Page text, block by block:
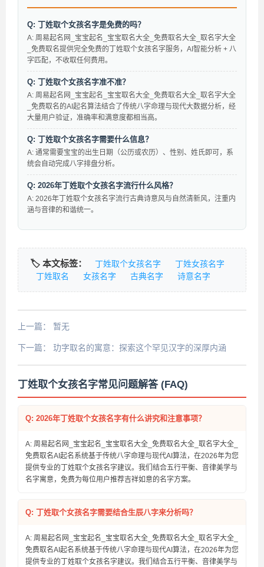
Q: 丁姓取个女孩名字是免费的吗？
A: 周易起名网_宝宝起名_宝宝取名大全_免费取名大全_取名字大全
_免费取名提供完全免费的丁姓取个女孩名字服务，AI智能分析 + 八
字匹配，不收取任何费用。
Q: 丁姓取个女孩名字准不准？
A: 周易起名网_宝宝起名_宝宝取名大全_免费取名大全_取名字大全
_免费取名的AI起名算法结合了传统八字命理与现代大数据分析，经
大量用户验证，准确率和满意度都相当高。
Q: 丁姓取个女孩名字需要什么信息？
A: 通常需要宝宝的出生日期（公历或农历）、性别、姓氏即可，系
统会自动完成八字排盘分析。
Q: 2026年丁姓取个女孩名字流行什么风格？
A: 2026年丁姓取个女孩名字流行古典诗意风与自然清新风，注重内
涵与音律的和谐统一。
🏷️ 本文标签： 丁姓取个女孩名字
丁姓女孩名字
丁姓取名
女孩名字 古典名字 诗意名字
上一篇： 暂无
下一篇： 玏字取名的寓意：探索这个罕见汉字的深厚内涵
丁姓取个女孩名字常见问题解答 (FAQ)
Q: 2026年丁姓取个女孩名字有什么讲究和注意事项？
A: 周易起名网_宝宝起名_宝宝取名大全_免费取名大全_取名字大全_
免费取名AI起名系统基于传统八字命理与现代AI算法，在2026年为您
提供专业的丁姓取个女孩名字建议。我们结合五行平衡、音律美学与
名字寓意，免费为每位用户推荐吉祥如意的名字方案。
Q: 丁姓取个女孩名字需要结合生辰八字来分析吗？
A: 周易起名网_宝宝起名_宝宝取名大全_免费取名大全_取名字大全_
免费取名AI起名系统基于传统八字命理与现代AI算法，在2026年为您
提供专业的丁姓取个女孩名字建议。我们结合五行平衡、音律美学与